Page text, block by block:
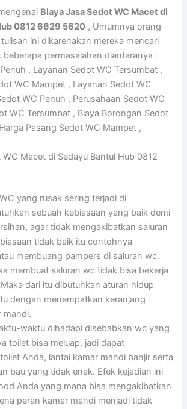
Biaya Jasa Sedot WC Macet di
0812 6629 5620 , Umumnya orang-
ini dikarenakan mereka mencari
beberapa permasalahan diantaranya :
, Layanan Sedot WC Tersumbat ,
WC Mampet , Layanan Sedot WC
WC Penuh , Perusahaan Sedot WC
WC Tersumbat , Biaya Borongan Sedot
Pasang Sedot WC Mampet ,
WC Macet di Sedayu Bantul Hub 0812
yang rusak sering terjadi di
sebuah kebiasaan yang baik demi
agar tidak mengakibatkan saluran
tidak baik itu contohnya
membuang pampers di saluran wc.
membuat saluran wc tidak bisa bekerja
dari itu dibutuhkan aturan hidup
dengan menempatkan keranjang
mandi.
waktu dihadapi disebabkan wc yang
toilet bisa meluap, jadi dapat
Anda, lantai kamar mandi banjir serta
bau yang tidak enak. Efek kejadian ini
Anda yang mana bisa mengakibatkan
peran kamar mandi menjadi tidak